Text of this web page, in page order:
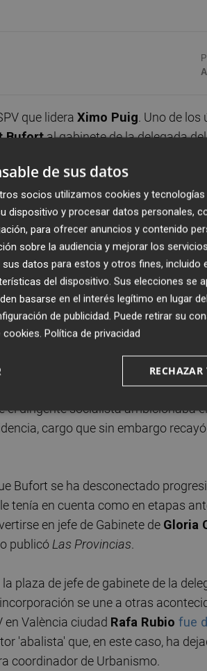
que lidera Ximo Puig. Uno de
Bufortal gabinete de la delegada
de las entrañas de la formación
secretario de Análisis y Prospectiva
los fontaneros del partido en lo
colaboradores del ex secretario
al presidente Puig y que
autonómico de Promoción
Puig se ha producido un
dirigente socialista ambicionaba
cargo que sin embargo
Bufort se ha desconectado
tenía en cuenta como en etapas
en jefe de Gabinete de Gloria
publicóLas Provincias.
plaza de jefe de gabinete de la
se une a otras
en València ciudad Rafa Rubio fue
'abalista' que, en este caso, ha
coordinador de Urbanismo.
de sus datos
socios utilizamos cookies y
dispositivo y procesar datos personales,
para ofrecer anuncios y contenido
sobre la audiencia y mejorar los
sus datos para estos y otros fines, incluido
del dispositivo. Sus elecciones se
basarse en el interés legítimo en lugar
de publicidad. Puede retirar su
cookies. Política de privacidad
RECHAZAR